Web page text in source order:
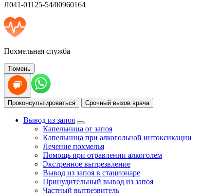
Л041-01125-54/00960164
Похмельная служба
Тюмень
Проконсультироваться Срочный вызов врача
Вывод из запоя
Капельница от запоя
Капельница при алкогольной интоксикации
Лечение похмелья
Помощь при отравлении алкоголем
Экстренное вытрезвление
Вывод из запоя в стационаре
Принудительный вывод из запоя
Частный вытрезвитель